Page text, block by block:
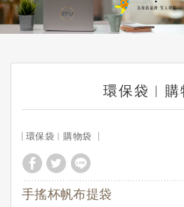
環保袋︱購
環保袋︱購物袋
手搖杯帆布提袋